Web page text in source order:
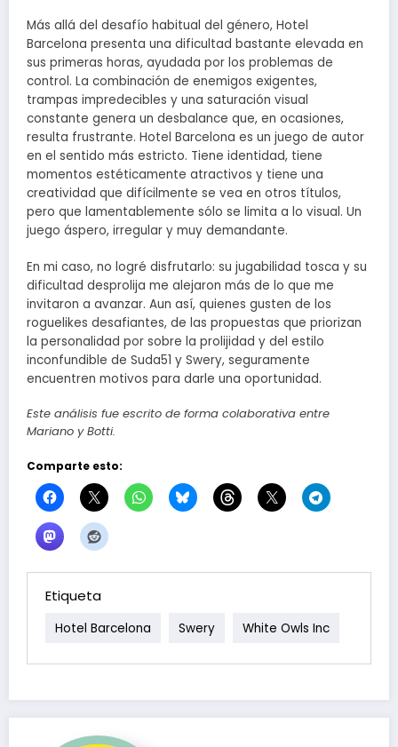
Más allá del desafío habitual del género, Hotel
Barcelona presenta una dificultad bastante elevada en
sus primeras horas, ayudada por los problemas de
control. La combinación de enemigos exigentes,
trampas impredecibles y una saturación visual
constante genera un desbalance que, en ocasiones,
resulta frustrante. Hotel Barcelona es un juego de autor
en el sentido más estricto. Tiene identidad, tiene
momentos estéticamente atractivos y tiene una
creatividad que difícilmente se vea en otros títulos,
pero que lamentablemente sólo se limita a lo visual. Un
juego áspero, irregular y muy demandante.
En mi caso, no logré disfrutarlo: su jugabilidad tosca y su
dificultad desprolija me alejaron más de lo que me
invitaron a avanzar. Aun así, quienes gusten de los
roguelikes desafiantes, de las propuestas que priorizan
la personalidad por sobre la prolijidad y del estilo
inconfundible de Suda51 y Swery, seguramente
encuentren motivos para darle una oportunidad.
Este análisis fue escrito de forma colaborativa entre
Mariano y Botti.
Comparte esto:
Etiqueta
Hotel Barcelona Swery White Owls Inc